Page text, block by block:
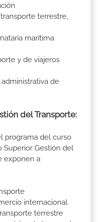
terrestre,
marítima
y de viajeros
de
del Transporte:
programa del curso
Superior Gestión del
exponen a
internacional
terrestre